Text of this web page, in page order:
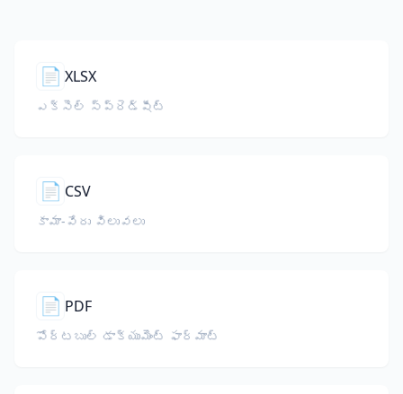
📄 XLSX
ఎక్సెల్ స్ప్రెడ్‌షీట్
📄 CSV
కామా-వేరు విలువలు
📄 PDF
పోర్టబుల్ డాక్యుమెంట్ ఫార్మాట్